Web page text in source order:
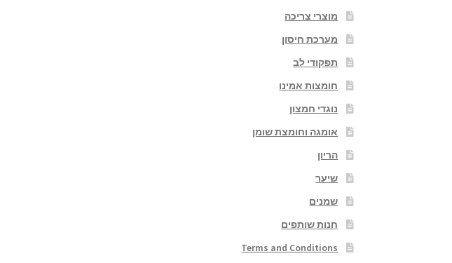
מוצרי צריכה
מערכת חיסון
תפקודי לב
חומצות אמינו
נוגדי חמצון
אומגה וחומצת שומן
הריון
שיער
שמנים
חנות שותפים
Terms and Conditions